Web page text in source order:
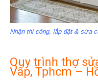
Nhận thi công, lắp đặt & sửa
Quy trình thợ
Vấp, Tphcm –